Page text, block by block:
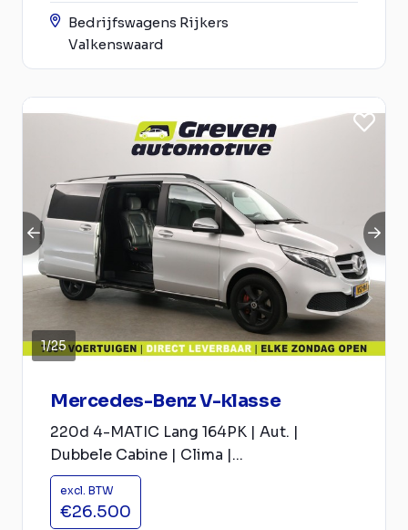
Bedrijfswagens Rijkers
Valkenswaard
1/25
Mercedes-Benz V-klasse
220d 4-MATIC Lang 164PK | Aut. |
Dubbele Cabine | Clima |...
excl. BTW
€26.500